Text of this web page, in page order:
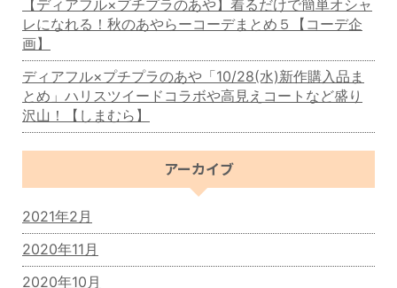
【ディアフル×プチプラのあや】着るだけで簡単オシャ
レになれる！秋のあやらーコーデまとめ５【コーデ企
画】
ディアフル×プチプラのあや「10/28(水)新作購入品ま
とめ」ハリスツイードコラボや高見えコートなど盛り
沢山！【しまむら】
アーカイブ
2021年2月
2020年11月
2020年10月